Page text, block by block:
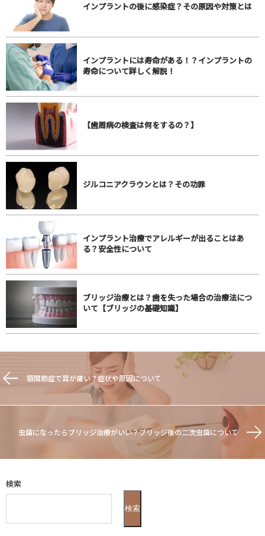
インプラントの後に感染症？その原因や対策とは
インプラントには寿命がある！？インプラントの
寿命について詳しく解説！
【歯周病の検査は何をするの？】
ジルコニアクラウンとは？その功罪
インプラント治療でアレルギーが出ることはあ
る？安全性について
ブリッジ治療とは？歯を失った場合の治療法につ
いて【ブリッジの基礎知識】
顎関節症で耳が痛い？症状や原因について
虫歯になったらブリッジ治療がいい？ブリッジ後の二次虫歯について
検索
検索